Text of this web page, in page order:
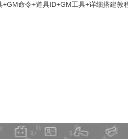
命令+道具ID+GM工具+详细搭建教